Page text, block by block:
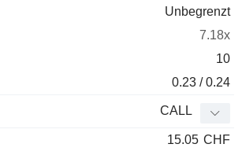
Unbegrenzt
7.18x
10
0.23 / 0.24
CALL
15.05 CHF